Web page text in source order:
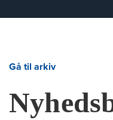
Gå til arkiv